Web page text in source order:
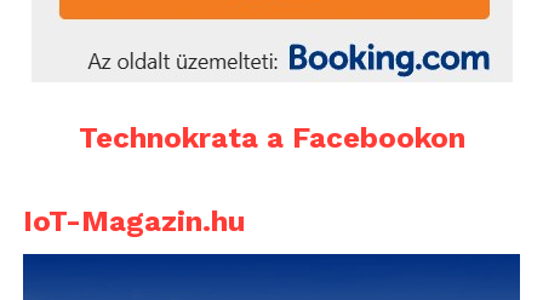
Technokrata a Facebookon
IoT-Magazin.hu